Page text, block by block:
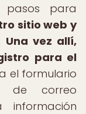
pasos para
sitio web y
Una vez allí,
para el
el formulario
de correo